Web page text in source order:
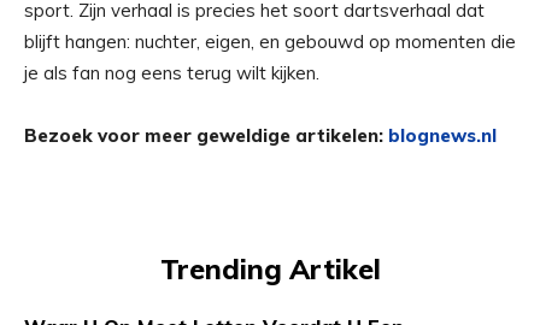
sport. Zijn verhaal is precies het soort dartsverhaal dat
blijft hangen: nuchter, eigen, en gebouwd op momenten die
je als fan nog eens terug wilt kijken.
Bezoek voor meer geweldige artikelen: blognews.nl
Trending Artikel